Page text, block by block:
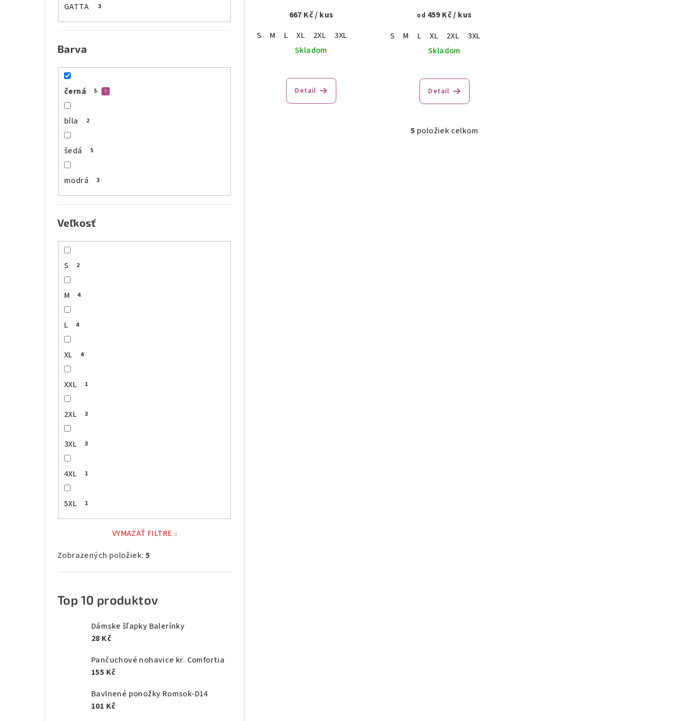
GATTA 3
Barva
černá 5
bíla 2
šedá 5
modrá 3
Veľkosť
S 2
M 4
L 4
XL 4
XXL 1
2XL 3
3XL 3
4XL 1
5XL 1
VYMAZAŤ FILTRE
Zobrazených položiek: 5
Top 10 produktov
Dámske šľapky Balerínky
28 Kč
Pančuchové nohavice kr. Comfortia
155 Kč
Bavlnené ponožky Romsok-D14
101 Kč
667 Kč/ kus
S
M L XL 2XL
3XL
Skladom
Detail
od 459 Kč/ kus
S
M L XL 2XL
3XL
Skladom
Detail
O
5 položiek celkom